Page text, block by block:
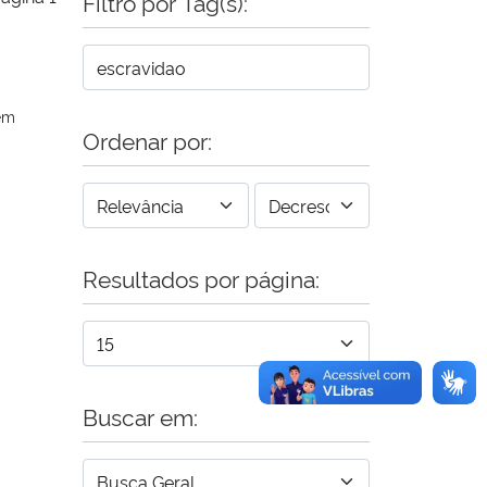
Ordenar por:
Resultados por página:
Buscar em: